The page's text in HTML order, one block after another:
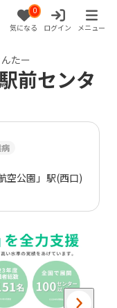
0
気になる ログイン メニュー
たー
前センタ
空公園」駅(西口)